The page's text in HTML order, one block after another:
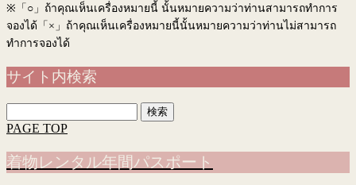
※ 「○」ถ้าคุณเห็นเครื่องหมายนี้ นั้นหมายความว่าท่านสามารถทำการ
จองได้「×」ถ้าคุณเห็นเครื่องหมายนี้นั้นหมายความว่าท่านไม่สามารถ
ทำการจองได้
サイト内検索
索:
PAGE TOP
着物レンタル年間パスポート